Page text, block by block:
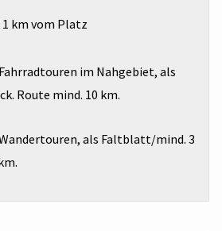
1 km vom Platz
im Nahgebiet, als
Route mind. 10 km.
als Faltblatt/mind. 3